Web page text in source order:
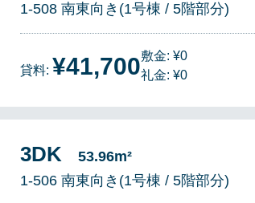
1-508 南東向き(1号棟 / 5階部分)
貸料: ¥41,700敷金: ¥0
礼金: ¥0
3DK
53.96m²
1-506 南東向き(1号棟 / 5階部分)